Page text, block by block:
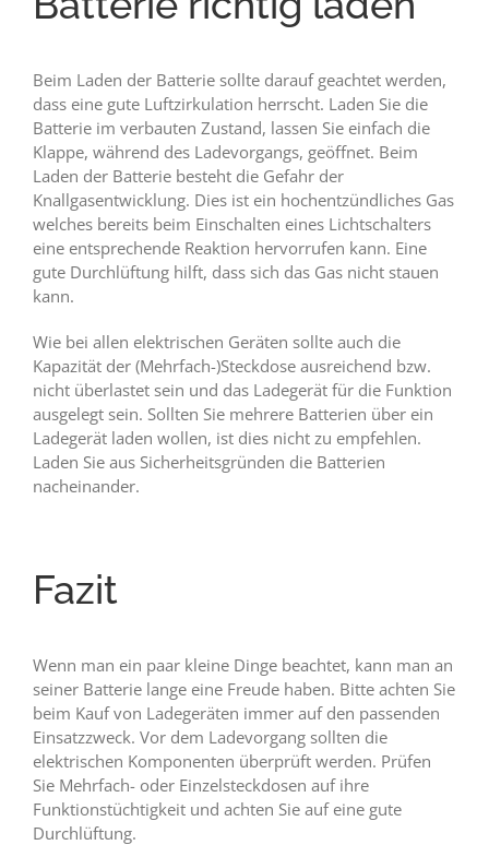
Beim Laden der Batterie sollte darauf geachtet werden,
dass eine gute Luftzirkulation herrscht. Laden Sie die
Batterie im verbauten Zustand, lassen Sie einfach die
Klappe, während des Ladevorgangs, geöffnet. Beim
Laden der Batterie besteht die Gefahr der
Knallgasentwicklung. Dies ist ein hochentzündliches Gas
welches bereits beim Einschalten eines Lichtschalters
eine entsprechende Reaktion hervorrufen kann. Eine
gute Durchlüftung hilft, dass sich das Gas nicht stauen
kann.
Wie bei allen elektrischen Geräten sollte auch die
Kapazität der (Mehrfach-)Steckdose ausreichend bzw.
nicht überlastet sein und das Ladegerät für die Funktion
ausgelegt sein. Sollten Sie mehrere Batterien über ein
Ladegerät laden wollen, ist dies nicht zu empfehlen.
Laden Sie aus Sicherheitsgründen die Batterien
nacheinander.
Fazit
Wenn man ein paar kleine Dinge beachtet, kann man an
seiner Batterie lange eine Freude haben. Bitte achten Sie
beim Kauf von Ladegeräten immer auf den passenden
Einsatzzweck. Vor dem Ladevorgang sollten die
elektrischen Komponenten überprüft werden. Prüfen
Sie Mehrfach- oder Einzelsteckdosen auf ihre
Funktionstüchtigkeit und achten Sie auf eine gute
Durchlüftung.